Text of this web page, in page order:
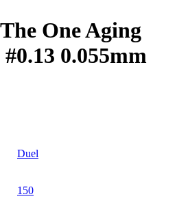
One Aging
0.055mm
Duel
150